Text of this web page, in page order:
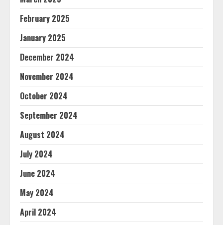
February 2025
January 2025
December 2024
November 2024
October 2024
September 2024
August 2024
July 2024
June 2024
May 2024
April 2024